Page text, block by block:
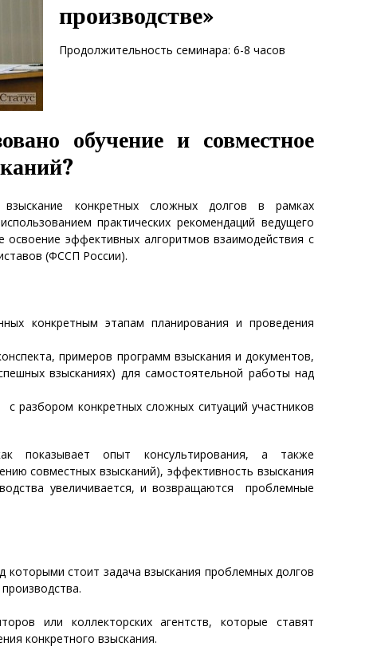
производстве»
Продолжительность семинара: 6-8 часов
обучение и совместное
конкретных сложных долгов в рамках
практических рекомендаций ведущего
эффективных алгоритмов взаимодействия с
(ФССП России).
конкретным этапам планирования и проведения
примеров программ взыскания и документов,
взысканиях) для самостоятельной работы над
разбором конкретных сложных ситуаций участников
показывает опыт консультирования, а также
совместных взысканий), эффективность взыскания
увеличивается, и возвращаются проблемные
которыми стоит задача взыскания проблемных долгов
или коллекторских агентств, которые ставят
конкретного взыскания.